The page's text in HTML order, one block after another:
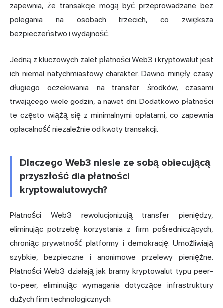
zapewnia, że transakcje mogą być przeprowadzane bez
polegania na osobach trzecich, co zwiększa
bezpieczeństwo i wydajność.
Jedną z kluczowych zalet płatności Web3 i kryptowalut jest
ich niemal natychmiastowy charakter. Dawno minęły czasy
długiego oczekiwania na transfer środków, czasami
trwającego wiele godzin, a nawet dni. Dodatkowo płatności
te często wiążą się z minimalnymi opłatami, co zapewnia
opłacalność niezależnie od kwoty transakcji.
Dlaczego Web3 niesie ze sobą obiecującą
przyszłość dla płatności
kryptowalutowych?
Płatności Web3 rewolucjonizują transfer pieniędzy,
eliminując potrzebę korzystania z firm pośredniczących,
chroniąc prywatność platformy i demokrację. Umożliwiają
szybkie, bezpieczne i anonimowe przelewy pieniężne.
Płatności Web3 działają jak bramy kryptowalut typu peer-
to-peer, eliminując wymagania dotyczące infrastruktury
dużych firm technologicznych.